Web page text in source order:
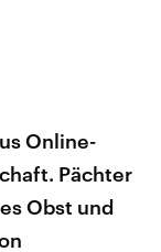
Online-
Pächter
Obst und